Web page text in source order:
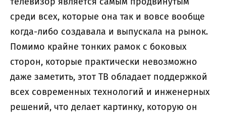
среди всех, которые она так и вовсе вообще
когда-либо создавала и выпускала на рынок.
Помимо крайне тонких рамок с боковых
сторон, которые практически невозможно
даже заметить, этот ТВ обладает поддержкой
всех современных технологий и инженерных
решений, что делает картинку, которую он